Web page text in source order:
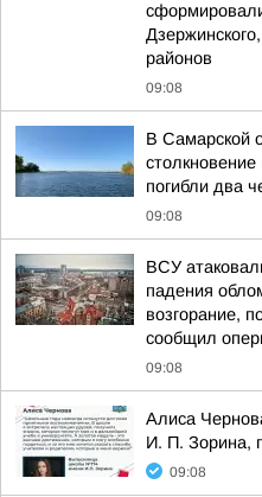
районов
09:08
В Самарской
столкновение
погибли два
09:08
ВСУ
падения
возгорание,
сообщил
09:08
Алиса
И. П. Зорина,
09:08